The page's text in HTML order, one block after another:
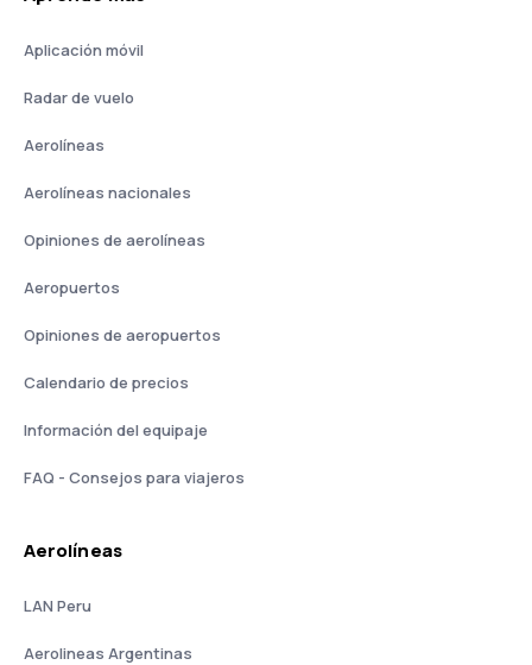
Aplicación móvil
Radar de vuelo
Aerolíneas
Aerolíneas nacionales
Opiniones de aerolíneas
Aeropuertos
Opiniones de aeropuertos
Calendario de precios
Información del equipaje
FAQ - Consejos para viajeros
Aerolíneas
LAN Peru
Aerolineas Argentinas